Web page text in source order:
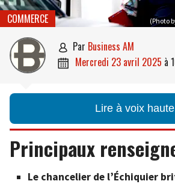
(Photo
COMMERCE
 par Business AM
 mercredi 23 avril 2025 à
Lire à voix haute
Principaux
Le chancelier de l’Échiquier